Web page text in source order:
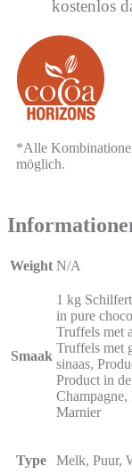
kostenlos
*Alle
möglich.
Weight N/A
Smaak
1 kg
in pure
Truffels met
Truffels met
sinaas,
Product in
Marnier
Type Melk, Puur,